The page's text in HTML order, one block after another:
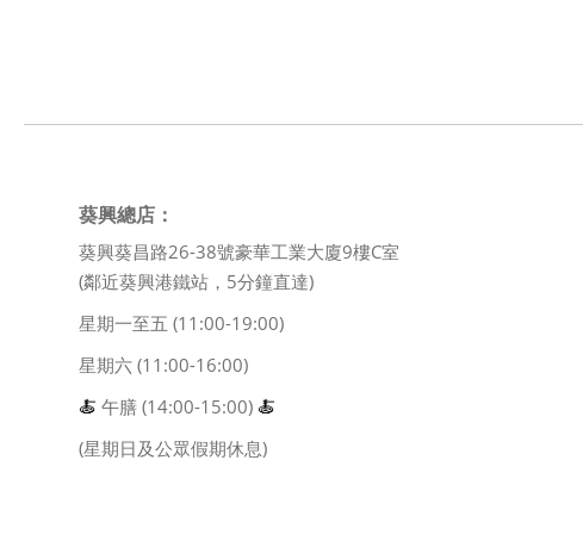
葵興總店：
葵興葵昌路26-38號豪華工業大廈9樓C室
(鄰近葵興港鐵站，5分鐘直達)
星期一至五 (11:00-19:00)
星期六 (11:00-16:00)
🍝 午膳 (14:00-15:00) 🍝
(星期日及公眾假期休息)